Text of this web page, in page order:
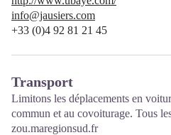
info@jausiers.com
+33 (0)4 92 81 21 45
Transport
Limitons les déplacements en
commun et au covoiturage. Tous
zou.maregionsud.fr